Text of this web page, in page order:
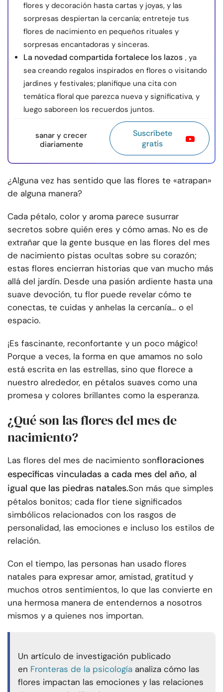
flores y decoración hasta cartas y joyas, y las
sorpresas despiertan la cercanía; entreteje tus
flores de nacimiento en pequeños rituales y
sorpresas encantadoras y sinceras.
La novedad compartida fortalece los lazos , ya
sea creando regalos inspirados en flores o visitando
jardines y festivales; planifique una cita con
temática floral que parezca nueva y significativa, y
luego saboreen los recuerdos juntos.
sanar y crecer
diariamente
Suscríbete
gratis
¿Alguna vez has sentido que las flores te «atrapan»
de alguna manera?
Cada pétalo, color y aroma parece susurrar
secretos sobre quién eres y cómo amas. No es de
extrañar que la gente busque en las flores del mes
de nacimiento pistas ocultas sobre su corazón;
estas flores encierran historias que van mucho más
allá del jardín. Desde una pasión ardiente hasta una
suave devoción, tu flor puede revelar cómo te
conectas, te cuidas y anhelas la cercanía… o el
espacio.
¡Es fascinante, reconfortante y un poco mágico!
Porque a veces, la forma en que amamos no solo
está escrita en las estrellas, sino que florece a
nuestro alrededor, en pétalos suaves como una
promesa y colores brillantes como la esperanza.
¿Qué son las flores del mes de
nacimiento?
Las flores del mes de nacimiento sonfloraciones
específicas vinculadas a cada mes del año, al
igual que las piedras natales.Son más que simples
pétalos bonitos; cada flor tiene significados
simbólicos relacionados con los rasgos de
personalidad, las emociones e incluso los estilos de
relación.
Con el tiempo, las personas han usado flores
natales para expresar amor, amistad, gratitud y
muchos otros sentimientos, lo que las convierte en
una hermosa manera de entendernos a nosotros
mismos y a quienes nos importan.
Un artículo de investigación publicado
en Fronteras de la psicología analiza cómo las
flores impactan las emociones y las relaciones